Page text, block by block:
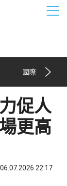
國際
促人
更高
22:17